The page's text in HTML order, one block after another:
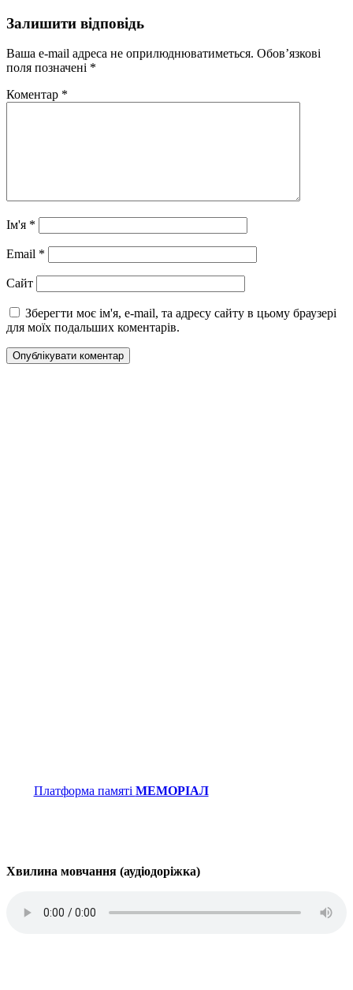
Залишити відповідь
Ваша e-mail адреса не оприлюднюватиметься. Обов’язкові
поля позначені *
Коментар *
Ім'я *
Email *
Сайт
Зберегти моє ім'я, e-mail, та адресу сайту в цьому браузері
для моїх подальших коментарів.
Платформа памяті МЕМОРІАЛ
Хвилина мовчання (аудіодоріжка)